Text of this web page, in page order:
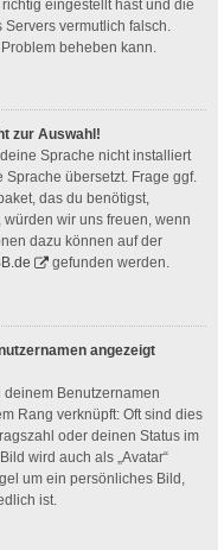
eingestellt hast und die
vermutlich falsch.
beheben kann.
zur Auswahl!
Sprache nicht installiert
übersetzt. Frage ggf.
das du benötigst,
wir uns freuen, wenn
dazu können auf der
gefunden werden.
angezeigt
Benutzernamen
Rang verknüpft: Oft sind dies
oder deinen Status im
wird auch als „Avatar“
um ein persönliches Bild,
ist.